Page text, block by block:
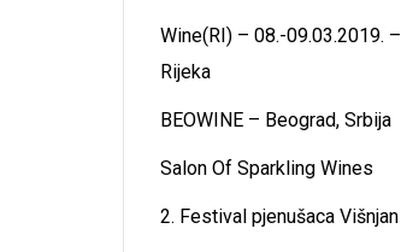
Wine(RI) – 08.-09.03.2019. –
Rijeka
BEOWINE – Beograd, Srbija
Salon Of Sparkling Wines
2. Festival pjenušaca Višnjan